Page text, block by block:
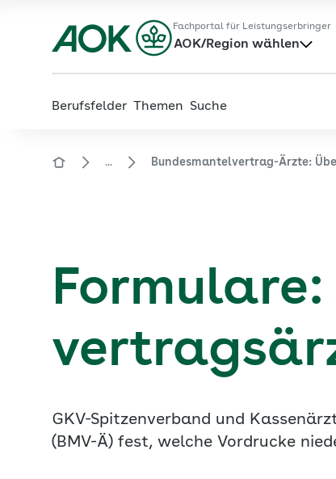
Hauptinhalt
Fußzeile
Fachportal für Leistungserbringer
AOK/Region wählen
Berufsfelder Themen Suche
Zur Startseite von der Website aok.de/gp
... Bundesmantelvertrag-Ärzte:
GKV-Spitzenverband und
(BMV-Ä) fest, welche Vordrucke